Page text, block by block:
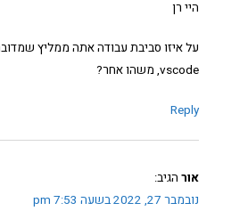
היי רן
על איזו סביבת עבודה אתה ממליץ
vscode, משהו אחר?
Reply
אור הגיב:
נובמבר 27, 2022 בשעה 7:53 pm